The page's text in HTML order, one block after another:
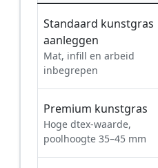
Standaard kunstgras
aanleggen
Mat, infill en arbeid
inbegrepen
Premium kunstgras
Hoge dtex-waarde,
poolhoogte 35–45 mm